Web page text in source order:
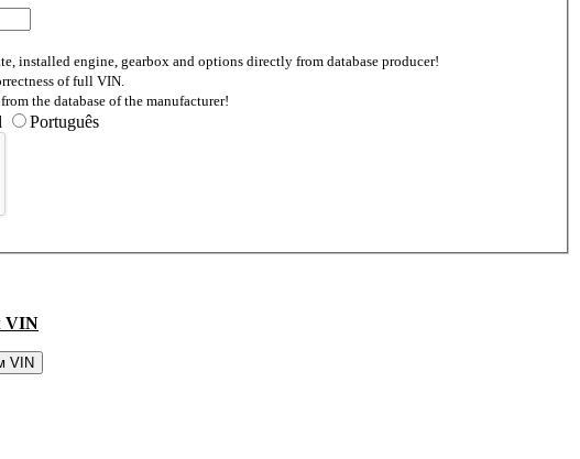
installed engine, gearbox and options directly from database producer!
of full VIN.
the database of the manufacturer!
Português
VIN